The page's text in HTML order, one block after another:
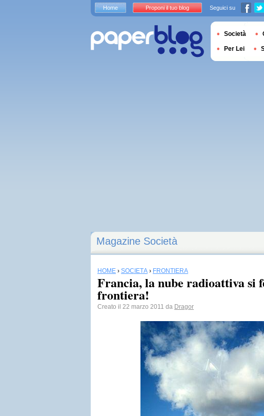
Magazine Società
HOME › SOCIETÀ › FRONTIERA
Francia, la nube radioattiva si
frontiera!
Creato il 22 marzo 2011 da Dragor
Home Proponi il tuo blog Seguici su
Società
Per Lei